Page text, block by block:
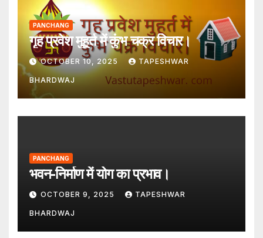
PANCHANG
गृह प्रवेश मुहूर्त में कुंभ चक्र विचार।
OCTOBER 10, 2025 TAPESHWAR
BHARDWAJ
PANCHANG
भवन-निर्माण में योग का प्रभाव।
OCTOBER 9, 2025 TAPESHWAR
BHARDWAJ